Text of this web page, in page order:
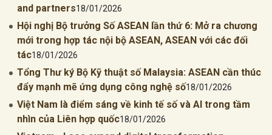
and partners18/01/2026
Hội nghị Bộ trưởng Số ASEAN lần thứ 6: Mở ra chương
mới trong hợp tác nội bộ ASEAN, ASEAN với các đối
tác18/01/2026
Tổng Thư ký Bộ Kỹ thuật số Malaysia: ASEAN cần thúc
đẩy mạnh mẽ ứng dụng công nghệ số18/01/2026
Việt Nam là điểm sáng về kinh tế số và AI trong tầm
nhìn của Liên hợp quốc18/01/2026